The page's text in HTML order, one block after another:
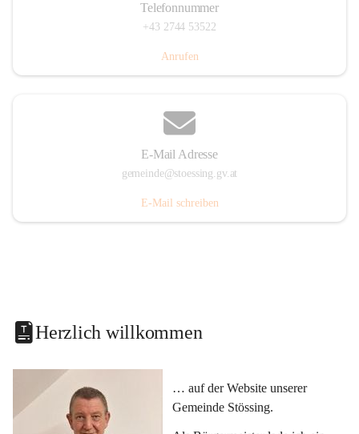
Telefonnummer
+43 2744 53522
Anrufen
E-Mail Adresse
gemeinde@stoessing.gv.at
E-Mail schreiben
Herzlich willkommen
… auf der Website unserer
Gemeinde Stössing.